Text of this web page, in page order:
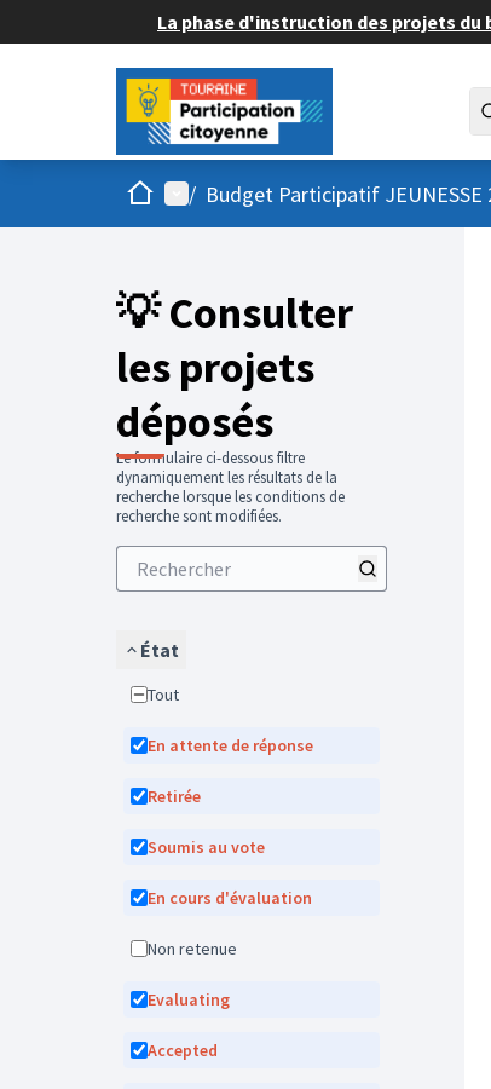
La phase d'instruction des projets du
AccueilMenu principal
/ Budget Participatif JEUNESSE
💡 Consulter
les projets
déposés
Le formulaire ci-dessous filtre
dynamiquement les résultats de la
recherche lorsque les conditions de
recherche sont modifiées.
État
Tout
En attente de réponse
Retirée
Soumis au vote
En cours d'évaluation
Non retenue
Evaluating
Accepted